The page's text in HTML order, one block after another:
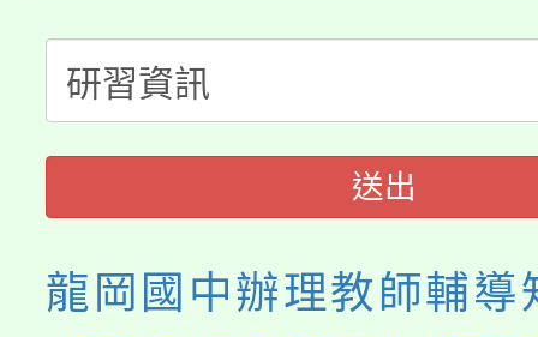
半價優惠，詳情可洽有
者。
份教師增能研習
大溪自造教育及科技中
份教師研習
淨零綠生活教案入校路
會
115年食農教育專業人
程
送出
龍岡國中辦理教師輔導